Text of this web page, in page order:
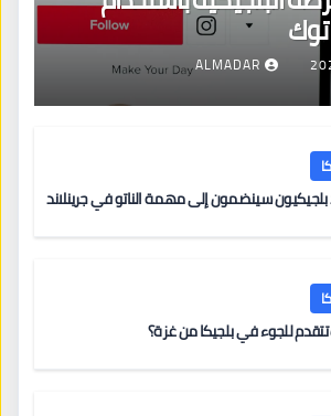
ALMADAR
سينضمون إلى مهمة الناتو في جرينلاند
للجوء في بلجيكا من غزة؟